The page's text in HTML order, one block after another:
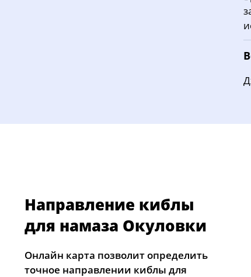
Направление киблы
для намаза Окуловки
Онлайн карта позволит определить
точное направлении киблы для